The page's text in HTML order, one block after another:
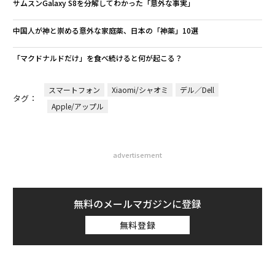
サムスンGalaxy S8を分解してわかった「意外な事実」
中国人が神と崇める意外な家庭薬、日本の「神薬」10選
「マクドナルドだけ」を食べ続けると何が起こる？
タグ：
スマートフォン Xiaomi/シャオミ
デル／Dell
Apple/アップル
advertisement
無料のメールマガジンに登録
無料登録